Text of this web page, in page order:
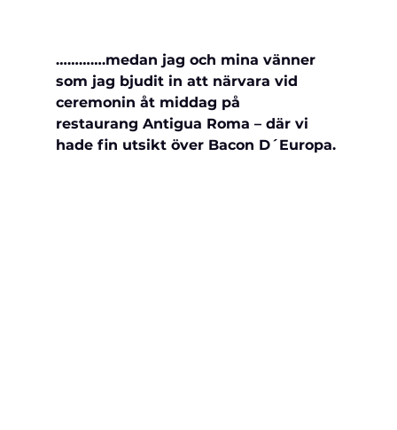
………….medan jag och mina vänner
som jag bjudit in att närvara vid
ceremonin åt middag på
restaurang Antigua Roma – där vi
hade fin utsikt över Bacon D´Europa.